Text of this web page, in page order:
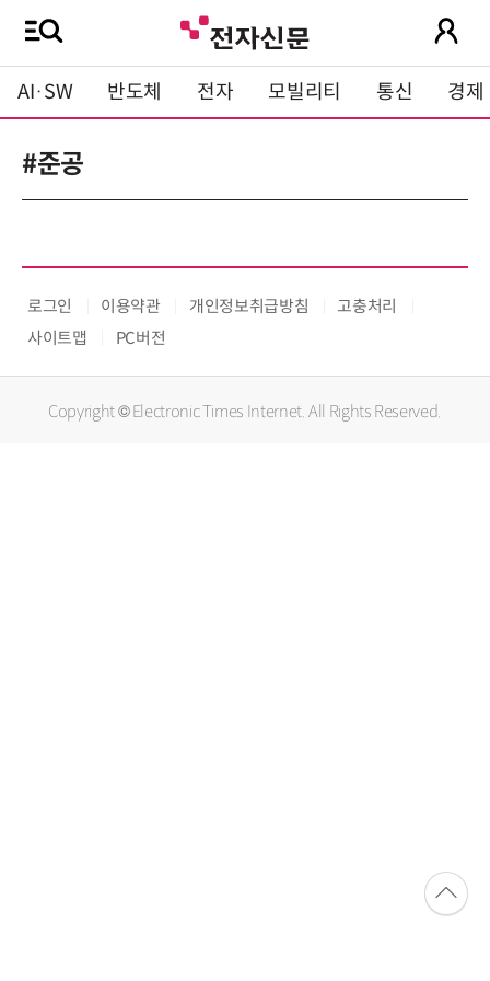
AI·SW 반도체 전자 모빌리티 통신 경제
#준공
로그인 이용약관 개인정보취급방침
고충처리
사이트맵
PC버전
Copyright © Electronic Times Internet. All Rights Reserved.